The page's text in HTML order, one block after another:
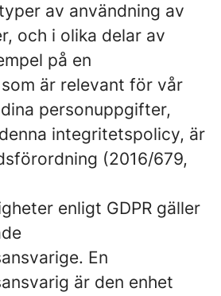
av användning av
och i olika delar av
på en
är relevant för vår
personuppgifter,
integritetspolicy, är
(2016/679,
enligt GDPR gäller
En
är den enhet